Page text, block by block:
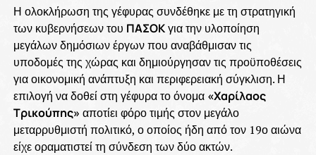
Η ολοκλήρωση της γέφυρας συνδέθηκε με τη στρατηγική
των κυβερνήσεων του ΠΑΣΟΚγια την υλοποίηση
μεγάλων δημόσιων έργων που αναβάθμισαν τις
υποδομές της χώρας και δημιούργησαν τις προϋποθέσεις
για οικονομική ανάπτυξη και περιφερειακή σύγκλιση. Η
επιλογή να δοθεί στη γέφυρα το όνομα «Χαρίλαος
Τρικούπης» αποτίει φόρο τιμής στον μεγάλο
μεταρρυθμιστή πολιτικό, ο οποίος ήδη από τον 19ο αιώνα
είχε οραματιστεί τη σύνδεση των δύο ακτών.